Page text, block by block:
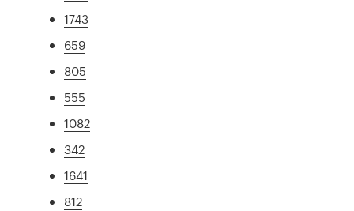
1743
659
805
555
1082
342
1641
812